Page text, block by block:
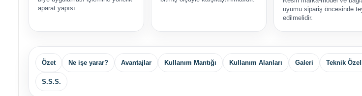
aparat yapısı.
uyumu sipariş öncesinde
edilmelidir.
Özet Ne işe yarar? Avantajlar Kullanım Mantığı Kullanım Alanları Galeri Teknik
S.S.S.